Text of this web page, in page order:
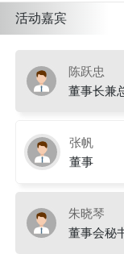
活动嘉宾
陈跃忠
董事长兼
张帆
董事
朱晓琴
董事会秘